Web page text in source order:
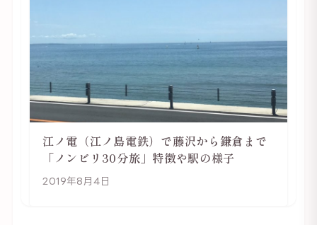
江ノ電（江ノ島電鉄）で藤沢から鎌倉まで
「ノンビリ30分旅」特徴や駅の様子
2019年8月4日